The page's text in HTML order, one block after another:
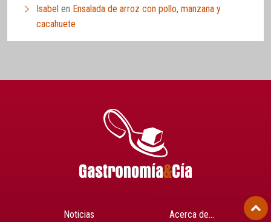
Isabel en Ensalada de arroz con pollo, manzana y
cacahuete
Noticias
Acerca de…